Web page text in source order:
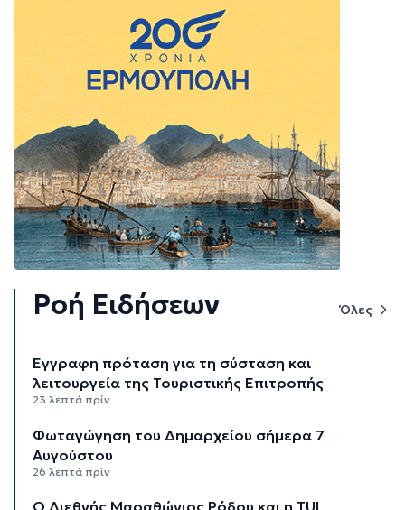
Ροή Ειδήσεων Όλες
Έγγραφη πρόταση για τη σύσταση και
λειτουργεία της Τουριστικής Επιτροπής
23 λεπτά πρίν
Φωταγώγηση του Δημαρχείου σήμερα 7
Αυγούστου
26 λεπτά πρίν
Ο Διεθνής Μαραθώνιος Ρόδου και η TUI